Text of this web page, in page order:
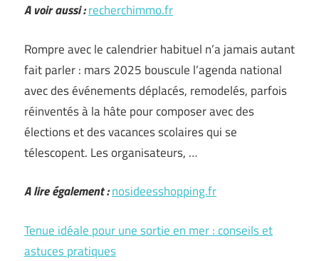
A voir aussi :recherchimmo.fr
Rompre avec le calendrier habituel n’a jamais autant
fait parler : mars 2025 bouscule l’agenda national
avec des événements déplacés, remodelés, parfois
réinventés à la hâte pour composer avec des
élections et des vacances scolaires qui se
télescopent. Les organisateurs, …
A lire également :nosideesshopping.fr
Tenue idéale pour une sortie en mer : conseils et
astuces pratiques